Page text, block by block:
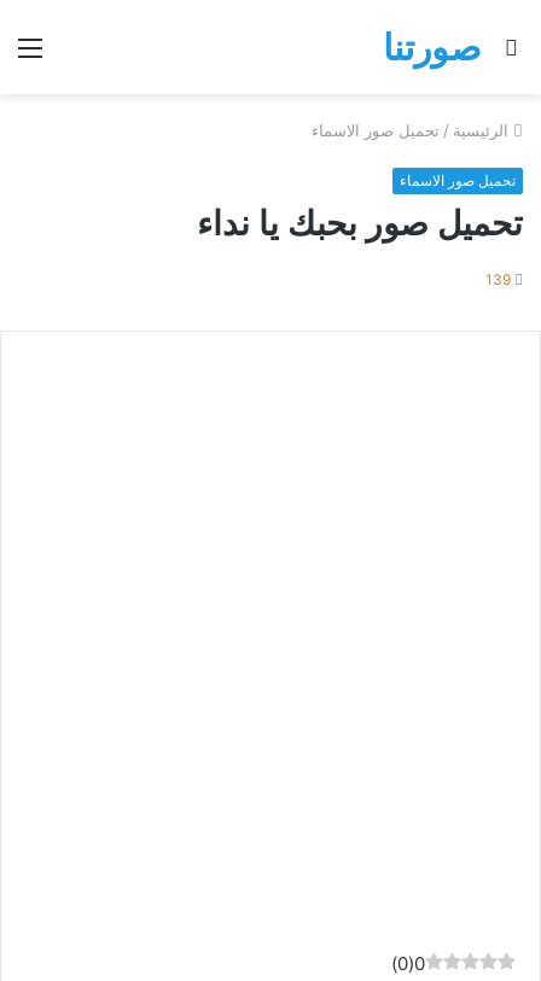
صورتنا
بحث
الرئيسية / تحميل صور الاسماء
تحميل صور الاسماء
تحميل صور بحبك يا نداء
139
0
(
0
)